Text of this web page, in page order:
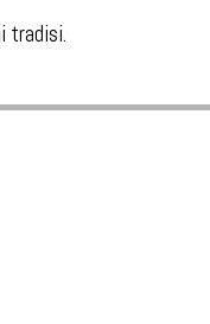
tradisi.